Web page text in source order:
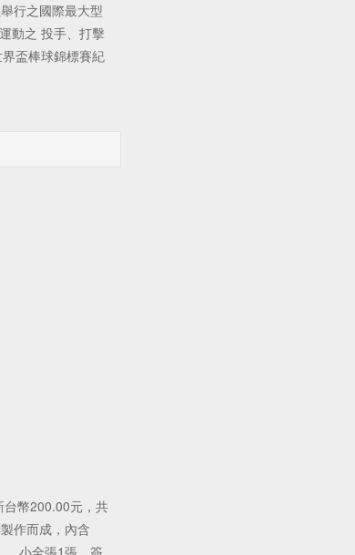
行之國際最大型
動之 投手、打擊
盃棒球錦標賽紀
台幣200.00元，共
作而成，內含